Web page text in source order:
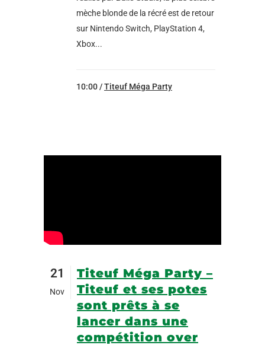
mèche blonde de la récré est de retour
sur Nintendo Switch, PlayStation 4,
Xbox...
10:00 /Titeuf Méga Party
21
Nov
Titeuf Méga Party –
Titeuf et ses potes
sont prêts à se
lancer dans une
compétition over